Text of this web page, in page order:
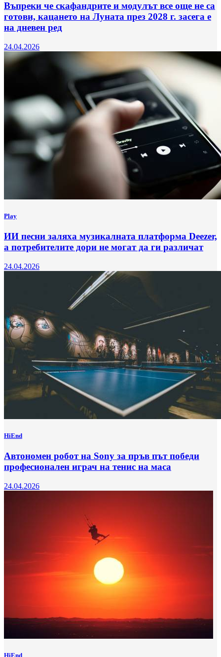
Въпреки че скафандрите и модулът все още не са
готови, кацането на Луната през 2028 г. засега е
на дневен ред
24.04.2026
Play
ИИ песни заляха музикалната платформа Deezer,
а потребителите дори не могат да ги различат
24.04.2026
HiEnd
Автономен робот на Sony за пръв път победи
професионален играч на тенис на маса
24.04.2026
HiEnd